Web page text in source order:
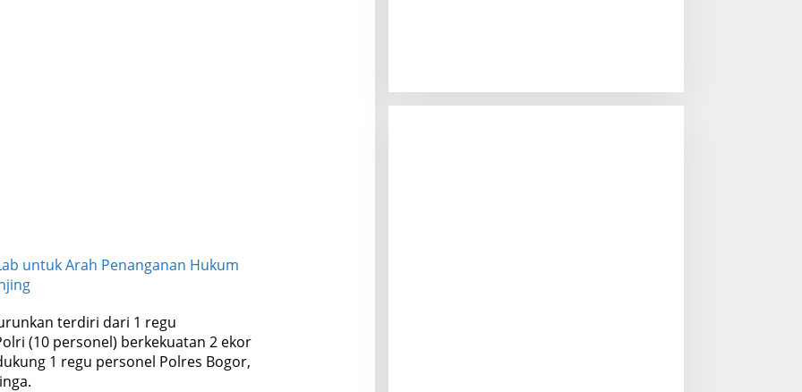
untuk Arah Penanganan Hukum
terdiri dari 1 regu
(10 personel) berkekuatan 2 ekor
1 regu personel Polres Bogor,